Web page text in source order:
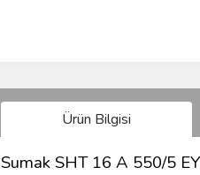
Ürün Bilgisi
Sumak SHT 16 A 550/5